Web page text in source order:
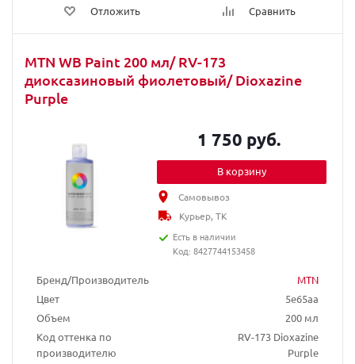
Отложить Сравнить
MTN WB Paint 200 мл/ RV-173
диоксазиновый фиолетовый/ Dioxazine
Purple
Бренд/Производитель
MTN
Цвет
5e65aa
Объем
200 мл
Код оттенка по
производителю
RV-173 Dioxazine
Purple
1 750 руб.
В корзину
Самовывоз
Курьер, ТК
Есть в наличии
Код: 8427744153458